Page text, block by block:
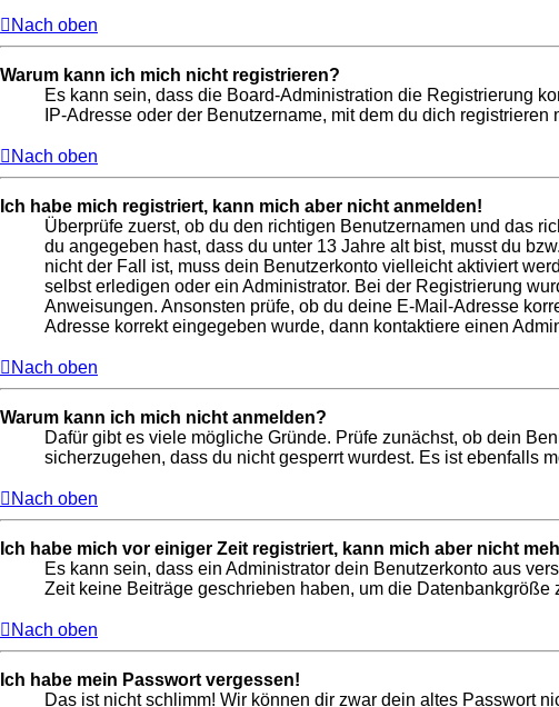
Nach oben
Warum kann ich mich nicht registrieren?
Es kann sein, dass die Board-Administration die Registrierung
IP-Adresse oder der Benutzername, mit dem du dich
Nach oben
Ich habe mich registriert, kann mich aber nicht anmelden!
Überprüfe zuerst, ob du den richtigen Benutzernamen und das
du angegeben hast, dass du unter 13 Jahre alt bist, musst du
nicht der Fall ist, muss dein Benutzerkonto vielleicht aktiviert
selbst erledigen oder ein Administrator. Bei der Registrierung
Anweisungen. Ansonsten prüfe, ob du deine E-Mail-Adresse
Adresse korrekt eingegeben wurde, dann kontaktiere einen
Nach oben
Warum kann ich mich nicht anmelden?
Dafür gibt es viele mögliche Gründe. Prüfe zunächst, ob dein
sicherzugehen, dass du nicht gesperrt wurdest. Es ist ebenfalls
Nach oben
Ich habe mich vor einiger Zeit registriert, kann mich aber nicht
Es kann sein, dass ein Administrator dein Benutzerkonto aus
Zeit keine Beiträge geschrieben haben, um die
Nach oben
Ich habe mein Passwort vergessen!
Das ist nicht schlimm! Wir können dir zwar dein altes Passwort